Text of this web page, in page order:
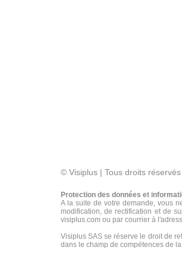
© Visiplus | Tous droits réservés
Protection des données et
A la suite de votre demande, vous
modification, de rectification et de
visiplus.com ou par courrier à
Visiplus SAS se réserve le droit de
dans le champ de compétences de